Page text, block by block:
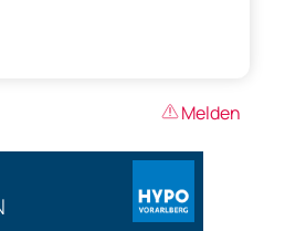
Melden